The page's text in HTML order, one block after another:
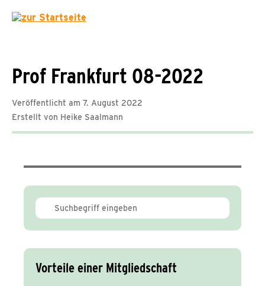
Prof Frankfurt 08-2022
Veröffentlicht am 7. August 2022
Erstellt von Heike Saalmann
Vorteile einer Mitgliedschaft